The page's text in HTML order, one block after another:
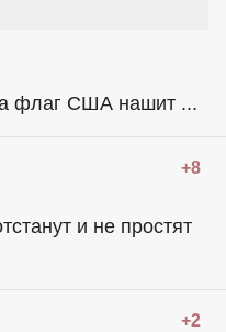
флаг США нашит ...
+8
и не простят
+2